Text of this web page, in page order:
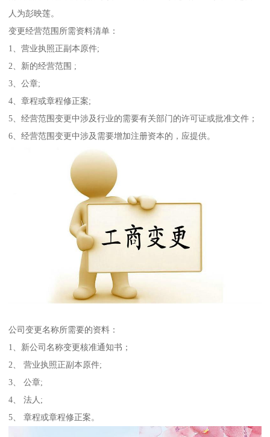
人为彭映莲。
变更经营范围所需资料清单：
1、营业执照正副本原件;
2、新的经营范围 ;
3、公章;
4、章程或章程修正案;
5、经营范围变更中涉及行业的需要有关部门的许可证或批准文件；
6、经营范围变更中涉及需要增加注册资本的，应提供。
公司变更名称所需要的资料：
1、新公司名称变更核准通知书；
2、 营业执照正副本原件;
3、 公章;
4、 法人;
5、 章程或章程修正案。